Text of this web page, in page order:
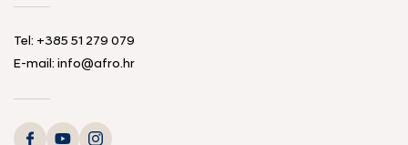
Tel: +385 51 279 079
E-mail: info@afro.hr